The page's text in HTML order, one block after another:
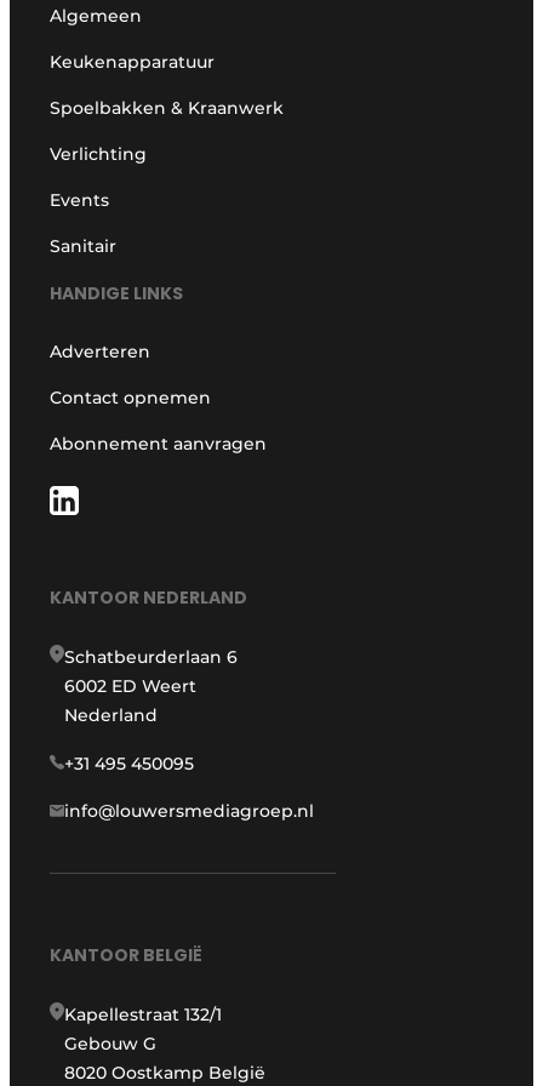
Algemeen
Keukenapparatuur
Spoelbakken & Kraanwerk
Verlichting
Events
Sanitair
HANDIGE LINKS
Adverteren
Contact opnemen
Abonnement aanvragen
KANTOOR NEDERLAND
Schatbeurderlaan 6
6002 ED Weert
Nederland
+31 495 450095
info@louwersmediagroep.nl
KANTOOR BELGIË
Kapellestraat 132/1
Gebouw G
8020 Oostkamp België